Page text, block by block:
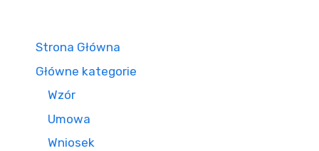
Strona Główna
Główne kategorie
Wzór
Umowa
Wniosek